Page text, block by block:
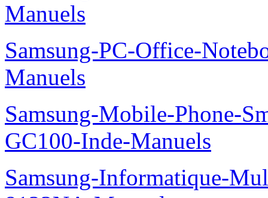
Manuels
Samsung-PC-Office-
Manuels
Samsung-Mobile-Phone-
GC100-Inde-Manuels
Samsung-Informatique-